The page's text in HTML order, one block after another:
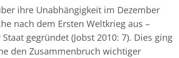
ihre Unabhängigkeit im Dezember
nach dem Ersten Weltkrieg aus –
gegründet (Jobst 2010: 7). Dies ging
den Zusammenbruch wichtiger